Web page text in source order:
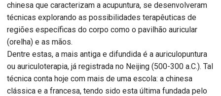
chinesa que caracterizam a acupuntura, se desenvolveram
técnicas explorando as possibilidades terapêuticas de
regiões específicas do corpo como o pavilhão auricular
(orelha) e as mãos.
Dentre estas, a mais antiga e difundida é a auriculopuntura
ou auriculoterapia, já registrada no Neijing (500-300 a.C.). Tal
técnica conta hoje com mais de uma escola: a chinesa
clássica e a francesa, tendo sido esta última fundada pelo